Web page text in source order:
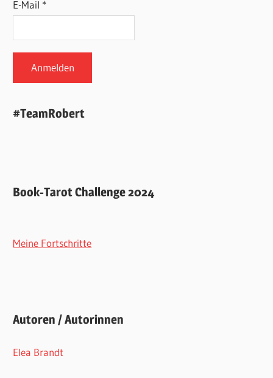
E-Mail *
#TeamRobert
Book-Tarot Challenge 2024
Meine Fortschritte
Autoren / Autorinnen
Elea Brandt